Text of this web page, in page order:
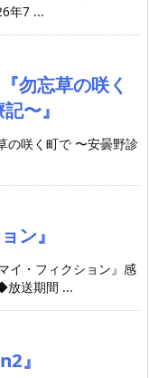
年7 ...
勿忘草の咲く
〜』
の咲く町で 〜安曇野診
ン』
イ・フィクション』感
放送期間 ...
』